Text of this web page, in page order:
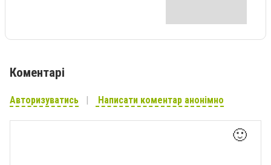
Коментарі
Авторизуватись Написати коментар анонімно
🙂